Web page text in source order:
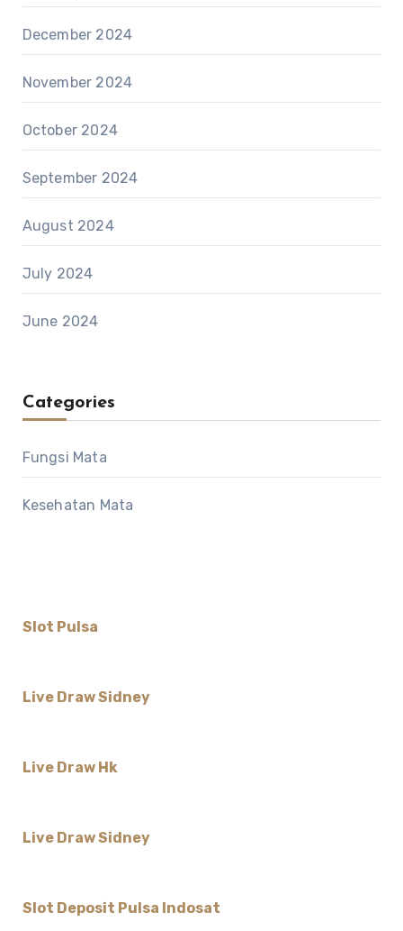
December 2024
November 2024
October 2024
September 2024
August 2024
July 2024
June 2024
Categories
Fungsi Mata
Kesehatan Mata
Slot Pulsa
Live Draw Sidney
Live Draw Hk
Live Draw Sidney
Slot Deposit Pulsa Indosat